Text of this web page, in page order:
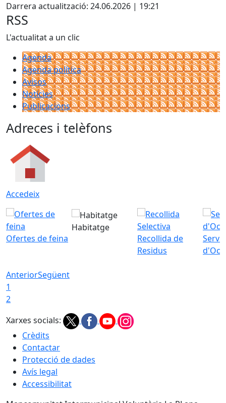
Darrera actualització: 24.06.2026 | 19:21
RSS
L'actualitat a un clic
Agenda
Agenda política
Avisos
Notícies
Publicacions
Adreces i telèfons
Accedeix
Ofertes de feina
Habitatge
Recollida de
Residus
Servei
AnteriorSegüent
1
2
Xarxes socials:
Crèdits
Contactar
Protecció de dades
Avís legal
Accessibilitat